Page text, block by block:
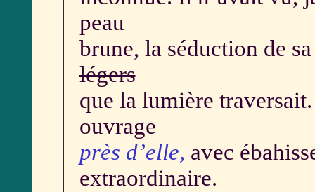
peau
brune, la séduction de
légers
que la lumière
ouvrage
près d’elle, avec
extraordinaire.